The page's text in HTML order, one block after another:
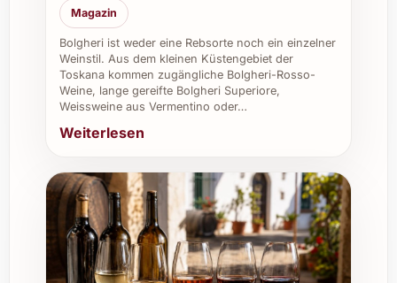
Weihnachten und Silvester: Bringt
festliche Wärme und Stil auf den Tisch
Catering und Gastronomie: Vielfältig
einsetzbar bei unterschiedlichen Menüs
und Events
Restaurants und Weinkeller: Ergänzt das
spanischen Rotwein
Firmenevents: Wertschätzt Gäste und
Mitarbeitende mit einer besonderen
Weinwahl
Magazin
Bolgheri ist weder eine Rebsorte noch ein einzelner
Weinstil. Aus dem kleinen Küstengebiet der
Toskana kommen zugängliche Bolgheri-Rosso-
Weine, lange gereifte Bolgheri Superiore,
Weissweine aus Vermentino oder…
Weiterlesen